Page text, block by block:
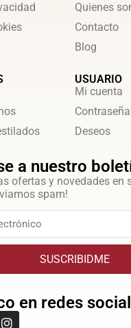
Quienes
Contacto
Blog
USUARIO
Mi cuenta
Deseos
a nuestro
ofertas y novedades en
spam!
SUSCRIBIDME
en redes